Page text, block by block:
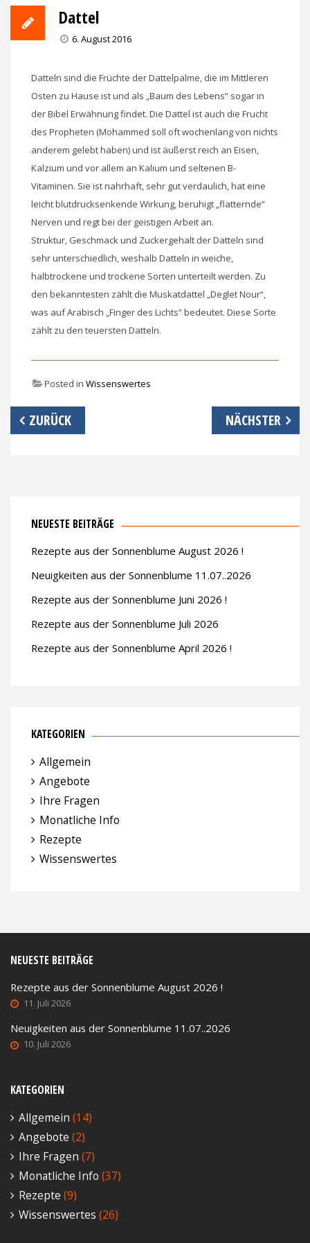
Dattel
6. August 2016
Datteln sind die Früchte der Dattelpalme, die im Mittleren
Osten zu Hause ist und als „Baum des Lebens“ sogar in
der Bibel Erwähnung findet. Die Dattel ist auch die Frucht
des Propheten (Mohammed soll oft wochenlang von nichts
anderem gelebt haben) und ist äußerst reich an Eisen,
Kalzium und vor allem an Kalium und seltenen B-
Vitaminen. Sie ist nahrhaft, sehr gut verdaulich, hat eine
leicht blutdrucksenkende Wirkung, beruhigt „flatternde“
Nerven und regt bei der geistigen Arbeit an.
Struktur, Geschmack und Zuckergehalt der Datteln sind
sehr unterschiedlich, weshalb Datteln in weiche,
halbtrockene und trockene Sorten unterteilt werden. Zu
den bekanntesten zählt die Muskatdattel „Deglet Nour“,
was auf Arabisch „Finger des Lichts“ bedeutet. Diese Sorte
zählt zu den teuersten Datteln.
Posted in Wissenswertes
Beitrags-
Navigation
ZURÜCK NÄCHSTER
NEUESTE BEITRÄGE
Rezepte aus der Sonnenblume August 2026 !
Neuigkeiten aus der Sonnenblume 11.07..2026
Rezepte aus der Sonnenblume Juni 2026 !
Rezepte aus der Sonnenblume Juli 2026
Rezepte aus der Sonnenblume April 2026 !
KATEGORIEN
Allgemein
Angebote
Ihre Fragen
Monatliche Info
Rezepte
Wissenswertes
NEUESTE BEITRÄGE
Rezepte aus der Sonnenblume August 2026 !
11. Juli 2026
Neuigkeiten aus der Sonnenblume 11.07..2026
10. Juli 2026
KATEGORIEN
Allgemein (14)
Angebote (2)
Ihre Fragen (7)
Monatliche Info (37)
Rezepte (9)
Wissenswertes (26)